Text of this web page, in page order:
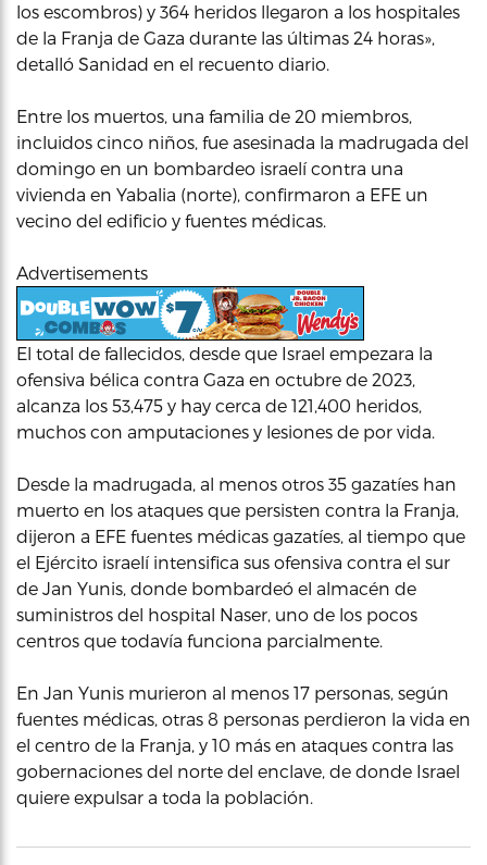
los escombros) y 364 heridos llegaron a los hospitales
de la Franja de Gaza durante las últimas 24 horas»,
detalló Sanidad en el recuento diario.
Entre los muertos, una familia de 20 miembros,
incluidos cinco niños, fue asesinada la madrugada del
domingo en un bombardeo israelí contra una
vivienda en Yabalia (norte), confirmaron a EFE un
vecino del edificio y fuentes médicas.
Advertisements
El total de fallecidos, desde que Israel empezara la
ofensiva bélica contra Gaza en octubre de 2023,
alcanza los 53,475 y hay cerca de 121,400 heridos,
muchos con amputaciones y lesiones de por vida.
Desde la madrugada, al menos otros 35 gazatíes han
muerto en los ataques que persisten contra la Franja,
dijeron a EFE fuentes médicas gazatíes, al tiempo que
el Ejército israelí intensifica sus ofensiva contra el sur
de Jan Yunis, donde bombardeó el almacén de
suministros del hospital Naser, uno de los pocos
centros que todavía funciona parcialmente.
En Jan Yunis murieron al menos 17 personas, según
fuentes médicas, otras 8 personas perdieron la vida en
el centro de la Franja, y 10 más en ataques contra las
gobernaciones del norte del enclave, de donde Israel
quiere expulsar a toda la población.